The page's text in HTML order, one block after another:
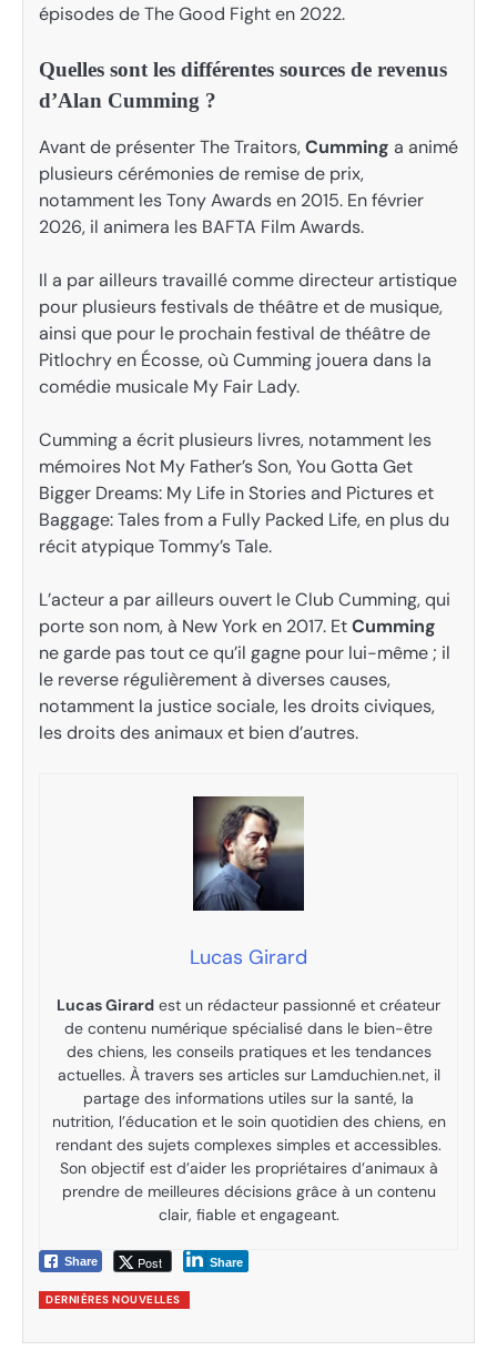
épisodes de The Good Fight en 2022.
Quelles sont les différentes sources de revenus
d’Alan Cumming ?
Avant de présenter The Traitors,Cumming a animé
plusieurs cérémonies de remise de prix,
notamment les Tony Awards en 2015. En février
2026, il animera les BAFTA Film Awards.
Il a par ailleurs travaillé comme directeur artistique
pour plusieurs festivals de théâtre et de musique,
ainsi que pour le prochain festival de théâtre de
Pitlochry en Écosse, où Cumming jouera dans la
comédie musicale My Fair Lady.
Cumming a écrit plusieurs livres, notamment les
mémoires Not My Father’s Son, You Gotta Get
Bigger Dreams: My Life in Stories and Pictures et
Baggage: Tales from a Fully Packed Life, en plus du
récit atypique Tommy’s Tale.
L’acteur a par ailleurs ouvert le Club Cumming, qui
porte son nom, à New York en 2017. EtCumming
ne garde pas tout ce qu’il gagne pour lui-même ; il
le reverse régulièrement à diverses causes,
notamment la justice sociale, les droits civiques,
les droits des animaux et bien d’autres.
Lucas Girard
Lucas Girard est un rédacteur passionné et créateur
de contenu numérique spécialisé dans le bien-être
des chiens, les conseils pratiques et les tendances
actuelles. À travers ses articles sur Lamduchien.net, il
partage des informations utiles sur la santé, la
nutrition, l’éducation et le soin quotidien des chiens, en
rendant des sujets complexes simples et accessibles.
Son objectif est d’aider les propriétaires d’animaux à
prendre de meilleures décisions grâce à un contenu
clair, fiable et engageant.
Share Post Share
DERNIÈRES NOUVELLES